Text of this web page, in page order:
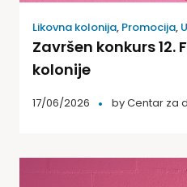
Likovna kolonija, Promocija,
Završen konkurs
kolonije
17/06/2026 byCentar za